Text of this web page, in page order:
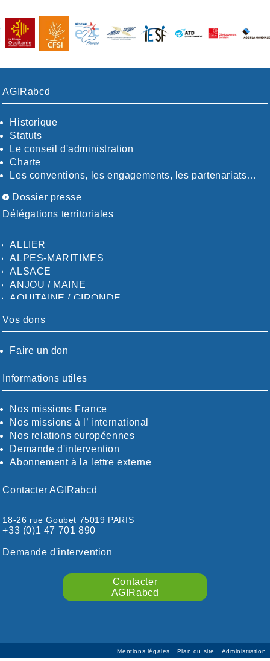
AGIRabcd
Historique
Statuts
Le conseil d'administration
Charte
Les conventions, les engagements, les partenariats…
Dossier presse
Délégations territoriales
ALLIER
ALPES-MARITIMES
ALSACE
ANJOU / MAINE
AQUITAINE / GIRONDE
AUDE
CALVADOS-ORNE
CHARENTE-MARITIME
CÖTE-D'OR
CÖTES-D'ARMOR
DORDOGNE
DRÖME / ARDÈCHE
ESSONNE
EURE-ET-LOIR
FINISTÈRE
HAUTES-PYRÉNÉES
HÉRAULT
ILLE ET VILAINE
LOIRE / OCÉAN
MANCHE
MARNE
Vos dons
Faire un don
Informations utiles
Nos missions France
Nos missions à l’ international
Nos relations européennes
Demande d'intervention
Abonnement à la lettre externe
Contacter AGIRabcd
18-26 rue Goubet 75019 PARIS
+33 (0)1 47 701 890
Demande d'intervention
Contacter
AGIRabcd
Mentions légales - Plan du site - Administration